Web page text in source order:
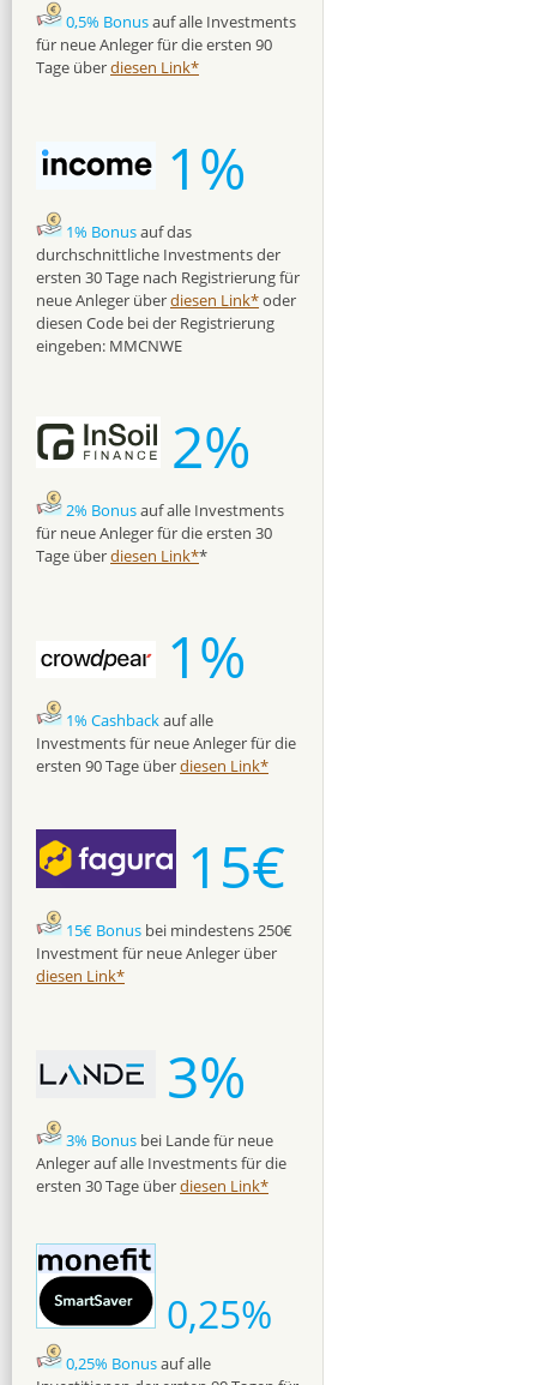
0,5% Bonusauf alle Investments
für neue Anleger für die ersten 90
Tage überdiesen Link*
1%
1% Bonusauf das
durchschnittliche Investments der
ersten 30 Tage nach Registrierung für
neue Anleger überdiesen Link*oder
diesen Code bei der Registrierung
eingeben: MMCNWE
2%
2% Bonusauf alle Investments
für neue Anleger für die ersten 30
Tage überdiesen Link**
1%
1% Cashbackauf alle
Investments für neue Anleger für die
ersten 90 Tage überdiesen Link*
15€
15€ Bonus bei mindestens 250€
Investment für neue Anleger über
diesen Link*
3%
3% Bonus bei Lande für neue
Anleger auf alle Investments für die
ersten 30 Tage überdiesen Link*
0,25%
0,25% Bonusauf alle